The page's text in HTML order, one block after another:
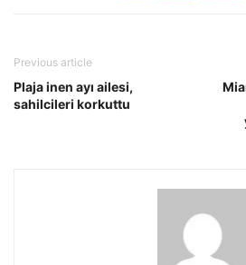
Previous article
Plaja inen ayı ailesi,
sahilcileri korkuttu